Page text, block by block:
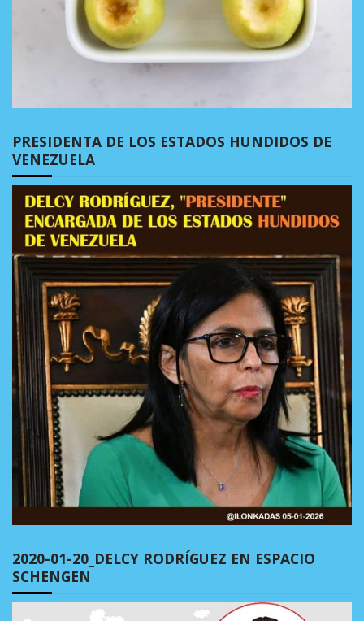
PRESIDENTA DE LOS ESTADOS HUNDIDOS DE
VENEZUELA
2020-01-20_DELCY RODRÍGUEZ EN ESPACIO
SCHENGEN